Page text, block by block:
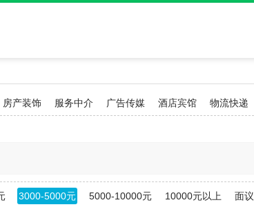
房产装饰 服务中介 广告传媒 酒店宾馆 物流快递
3000-5000元 5000-10000元 10000元以上 面议